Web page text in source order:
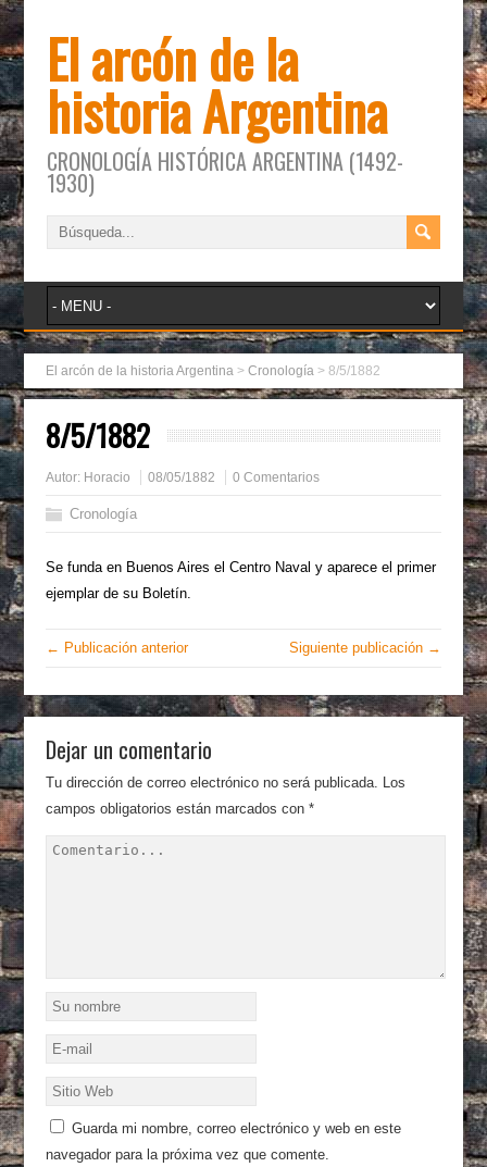
El arcón de la
historia Argentina
CRONOLOGÍA HISTÓRICA ARGENTINA (1492-
1930)
El arcón de la historia Argentina >Cronología >8/5/1882
8/5/1882
Autor: Horacio 08/05/1882 0 Comentarios
Cronología
Se funda en Buenos Aires el Centro Naval y aparece el primer
ejemplar de su Boletín.
← Publicación anterior Siguiente publicación →
Dejar un comentario
Tu dirección de correo electrónico no será publicada. Los
campos obligatorios están marcados con*
Guarda mi nombre, correo electrónico y web en este
navegador para la próxima vez que comente.